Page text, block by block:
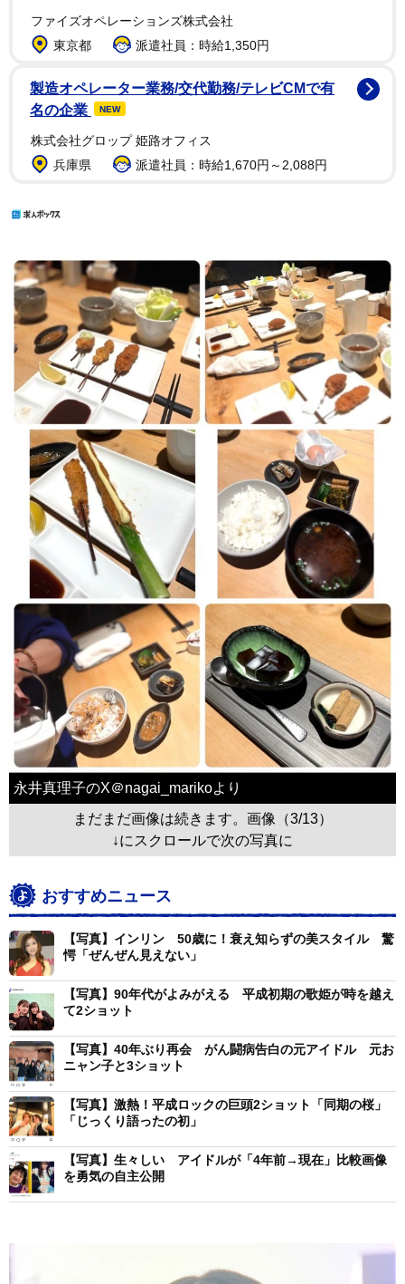
ファイズオペレーションズ株式会社
東京都
派遣社員：時給1,350円
製造オペレーター業務/交代勤務/テレビCMで有
名の企業
NEW
株式会社グロップ 姫路オフィス
兵庫県
派遣社員：時給1,670円～2,088円
永井真理子のX＠nagai_marikoより
まだまだ画像は続きます。画像（3/13）
↓にスクロールで次の写真に
おすすめニュース
【写真】インリン 50歳に！衰え知らずの美スタイル 驚
愕「ぜんぜん見えない」
【写真】90年代がよみがえる 平成初期の歌姫が時を越え
て2ショット
【写真】40年ぶり再会 がん闘病告白の元アイドル 元お
ニャン子と3ショット
【写真】激熱！平成ロックの巨頭2ショット「同期の桜」
「じっくり語ったの初」
【写真】生々しい アイドルが「4年前→現在」比較画像
を勇気の自主公開